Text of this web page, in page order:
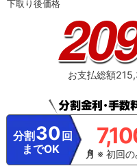
下取り後価格
お支払総額
分割 30 回
までOK
※ 初回